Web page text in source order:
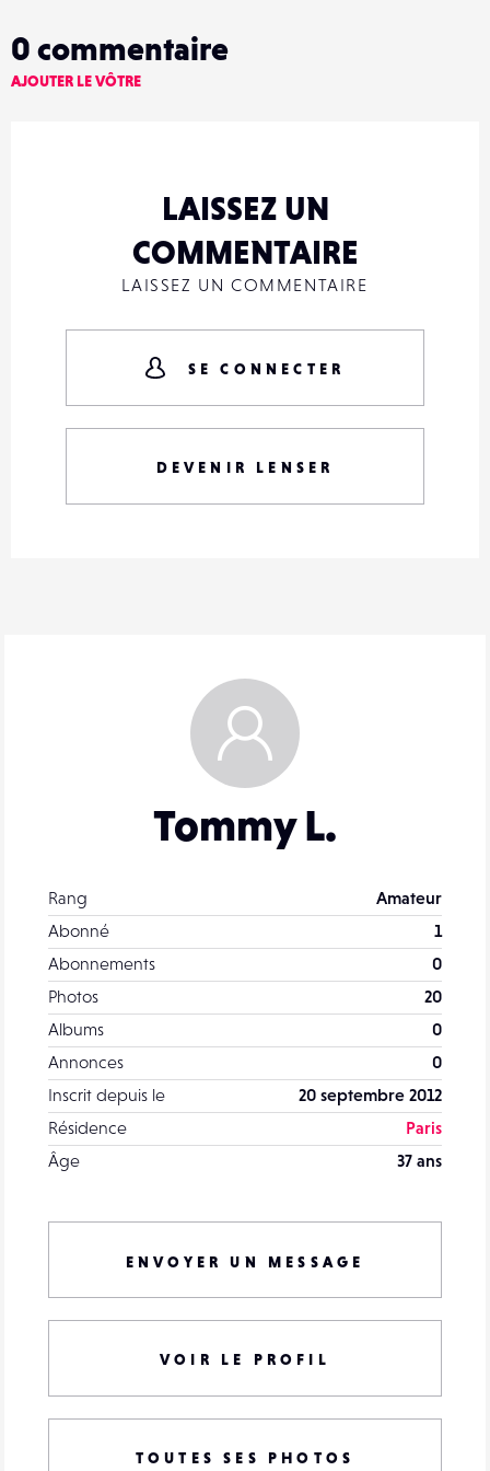
Tommy L.
Rang
Amateur
Abonné
1
Abonnements
0
Photos
20
Albums
0
Annonces
0
Inscrit depuis le
20 septembre 2012
Résidence
Paris
Âge
37 ans
ENVOYER UN MESSAGE
VOIR LE PROFIL
TOUTES SES PHOTOS
0 commentaire
AJOUTER LE VÔTRE
LAISSEZ UN
COMMENTAIRE
LAISSEZ UN COMMENTAIRE
SE CONNECTER
DEVENIR LENSER